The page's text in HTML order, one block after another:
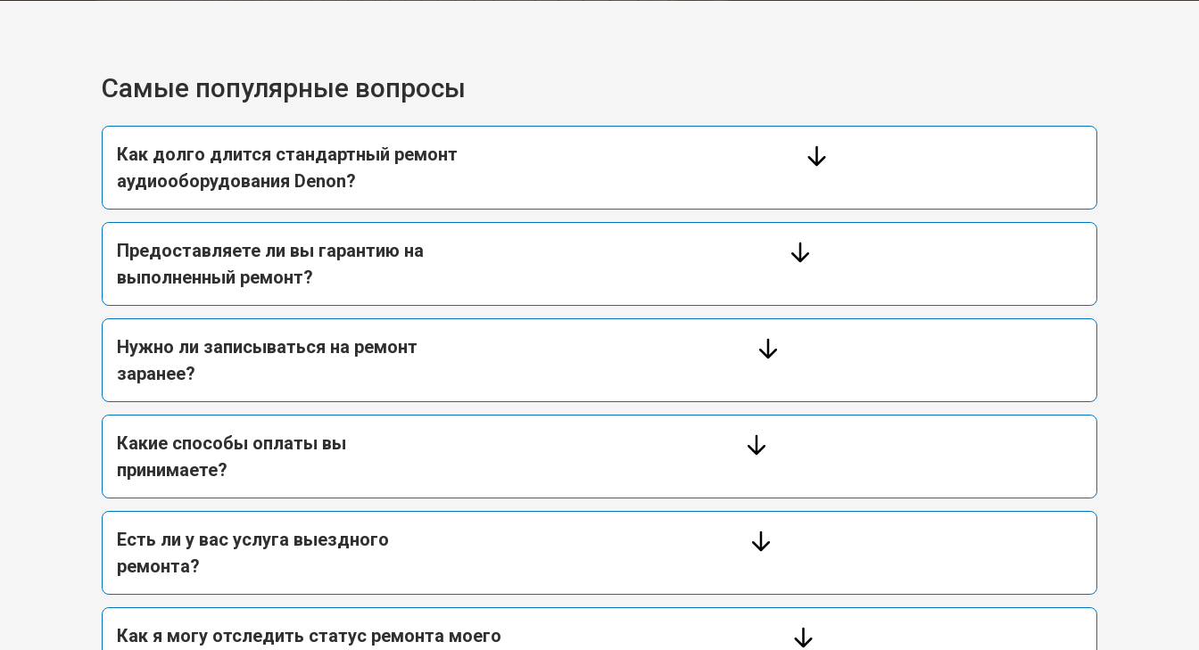
Самые популярные вопросы
Как долго длится стандартный ремонт
аудиооборудования Denon?
Предоставляете ли вы гарантию на
выполненный ремонт?
Нужно ли записываться на ремонт
заранее?
Какие способы оплаты вы
принимаете?
Есть ли у вас услуга выездного
ремонта?
Как я могу отследить статус ремонта моего